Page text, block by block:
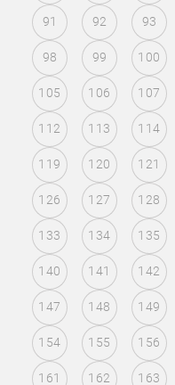
91 92 93
98 99 100
105 106 107
112 113 114
119 120 121
126 127 128
133 134 135
140 141 142
147 148 149
154 155 156
161 162 163